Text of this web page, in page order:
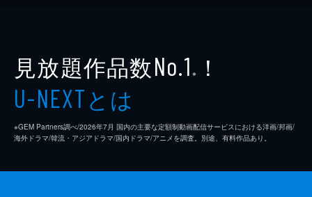
見放題作品数No.1 ※ ！
U-NEXTとは
※GEM Partners調べ/2026年7⽉ 国内の主要な定額制動画配信サービスにおける洋画/邦画/
海外ドラマ/韓流・アジアドラマ/国内ドラマ/アニメを調査。別途、有料作品あり。